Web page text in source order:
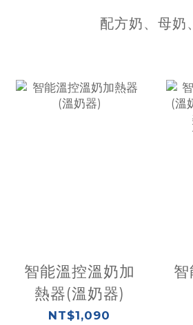
配方奶、母奶
智能溫控溫奶加
熱器(溫奶器)
NT$1,090